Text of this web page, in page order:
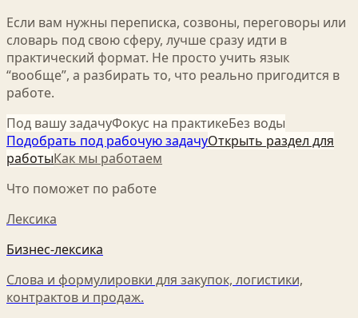
Если вам нужны переписка, созвоны, переговоры или
словарь под свою сферу, лучше сразу идти в
практический формат. Не просто учить язык
“вообще”, а разбирать то, что реально пригодится в
работе.
Под вашу задачуФокус на практикеБез воды
Подобрать под рабочую задачуОткрыть раздел для
работыКак мы работаем
Что поможет по работе
Лексика
Бизнес-лексика
Слова и формулировки для закупок, логистики,
контрактов и продаж.